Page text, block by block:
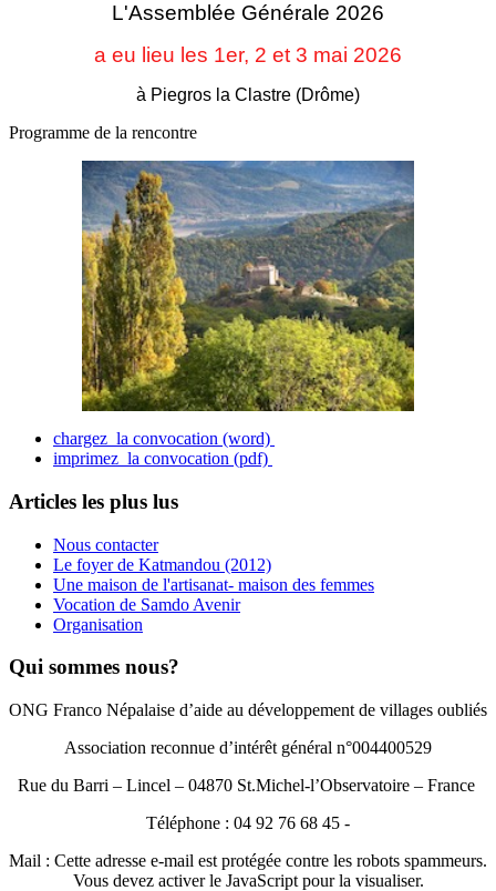
L'Assemblée Générale 2026
a eu lieu les 1er, 2 et 3 mai 2026
à Piegros la Clastre (Drôme)
Programme de la rencontre
chargez la convocation (word)
imprimez la convocation (pdf)
Articles les plus lus
Nous contacter
Le foyer de Katmandou (2012)
Une maison de l'artisanat- maison des femmes
Vocation de Samdo Avenir
Organisation
Qui sommes nous?
ONG Franco Népalaise d’aide au développement de villages oubliés
Association reconnue d’intérêt général n°004400529
Rue du Barri – Lincel – 04870 St.Michel-l’Observatoire – France
Téléphone : 04 92 76 68 45 -
Mail : Cette adresse e-mail est protégée contre les robots spammeurs.
Vous devez activer le JavaScript pour la visualiser.